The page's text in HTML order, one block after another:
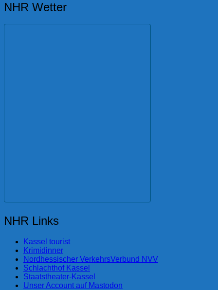
NHR Wetter
NHR Links
Kassel tourist
Krimidinner
Nordhessischer VerkehrsVerbund NVV
Schlachthof Kassel
Staatstheater-Kassel
Unser Account auf Mastodon